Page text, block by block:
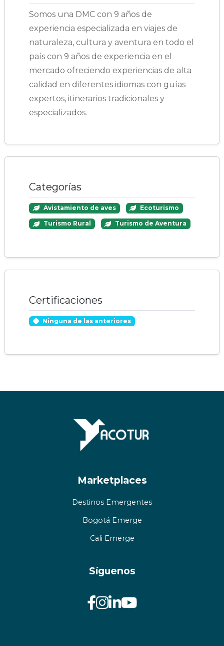
Somos una DMC con 9 años de
experiencia especializada en viajes de
naturaleza, cultura y aventura en todo el
país con 9 años de experiencia en el
mercado ofreciendo experiencias de alta
calidad en diferentes idiomas con guías
expertos, itinerarios tradicionales y
especializados.
Categorías
Avistamiento de aves Ecoturismo
Turismo Rural Turismo de Aventura
Certificaciones
Ninguna de las anteriores
Marketplaces
Destinos Emergentes
Bogotá Emerge
Cali Emerge
Síguenos